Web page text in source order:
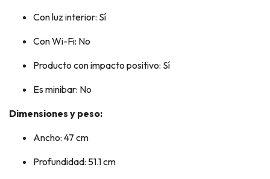
Con luz interior: Sí
Con Wi-Fi: No
Producto con impacto positivo: Sí
Es minibar: No
Dimensiones y peso:
Ancho: 47 cm
Profundidad: 51.1 cm